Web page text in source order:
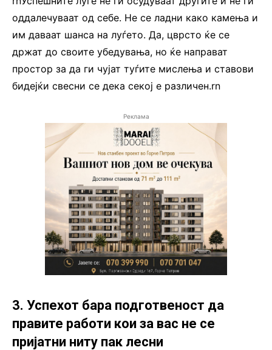
оддалечуваат од себе. Не се ладни како камења и
им даваат шанса на луѓето. Да, цврсто ќе се
држат до своите убедувања, но ќе направат
простор за да ги чујат туѓите мислења и ставови
бидејќи свесни се дека секој е различен.rn
Реклама
3. Успехот бара подготвеност да
правите работи кои за вас не се
пријатни ниту пак лесни